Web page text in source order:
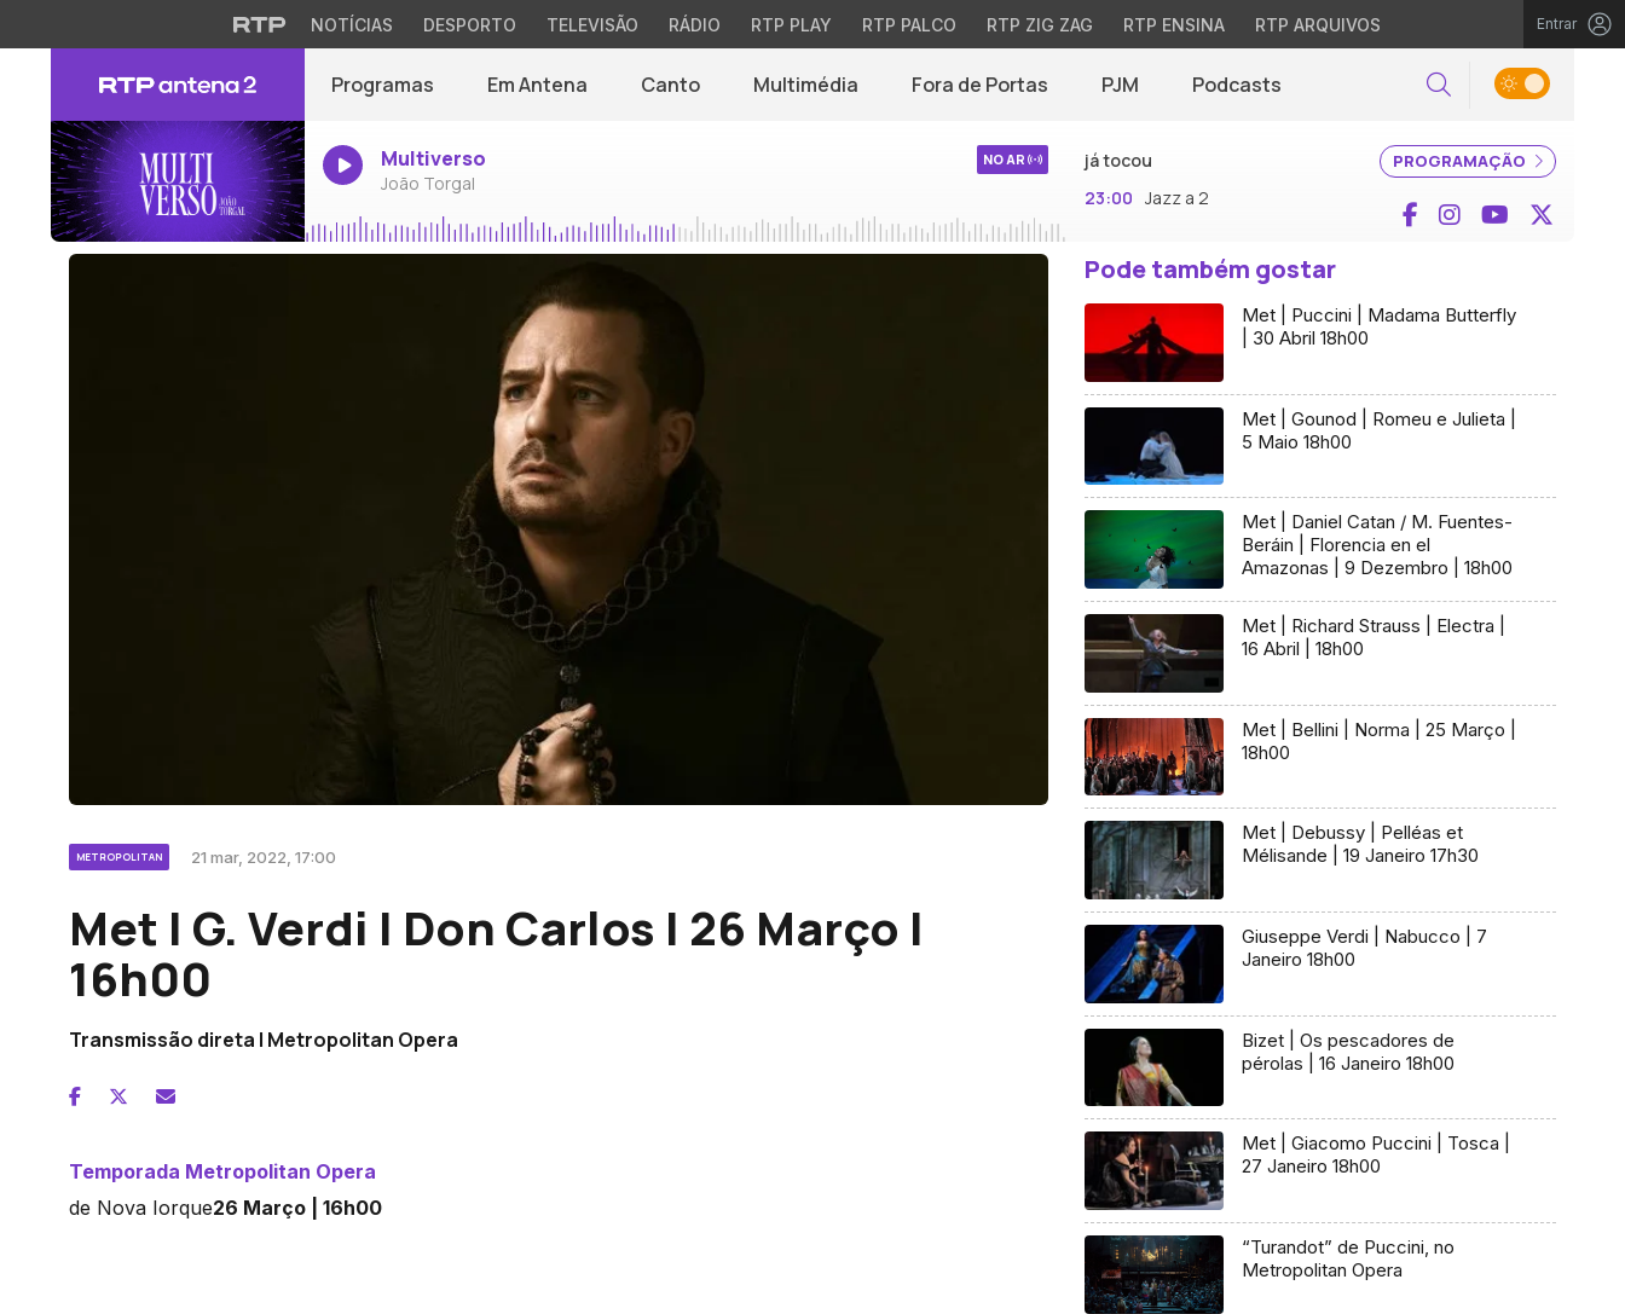
NOTÍCIAS DESPORTO TELEVISÃO RÁDIO RTP PLAY RTP PALCO RTP ZIG ZAG RTP ENSINA RTP ARQUIVOS Entrar
Programas Em Antena Canto Multimédia Fora de Portas PJM Podcasts Pesquisar
Multiverso
João Torgal
NO AR PROGRAMAÇÃO
já tocou
23:00 Jazz a 2 Facebook
InstagramYouTube
METROPOLITAN 21 mar, 2022, 17:00
Met | G. Verdi | Don Carlos | 26 Março |
16h00
Transmissão direta | Metropolitan Opera
Temporada Metropolitan Opera
de Nova Iorque26 Março | 16h00
Pode também gostar
Met | Puccini | Madama Butterfly
| 30 Abril 18h00
Met | Gounod | Romeu e Julieta |
5 Maio 18h00
Met | Daniel Catan / M. Fuentes-
Beráin | Florencia en el
Amazonas | 9 Dezembro | 18h00
Met | Richard Strauss | Electra |
16 Abril | 18h00
Met | Bellini | Norma | 25 Março |
18h00
Met | Debussy | Pelléas et
Mélisande | 19 Janeiro 17h30
Giuseppe Verdi | Nabucco | 7
Janeiro 18h00
Bizet | Os pescadores de
pérolas | 16 Janeiro 18h00
Met | Giacomo Puccini | Tosca |
27 Janeiro 18h00
“Turandot” de Puccini, no
Metropolitan Opera